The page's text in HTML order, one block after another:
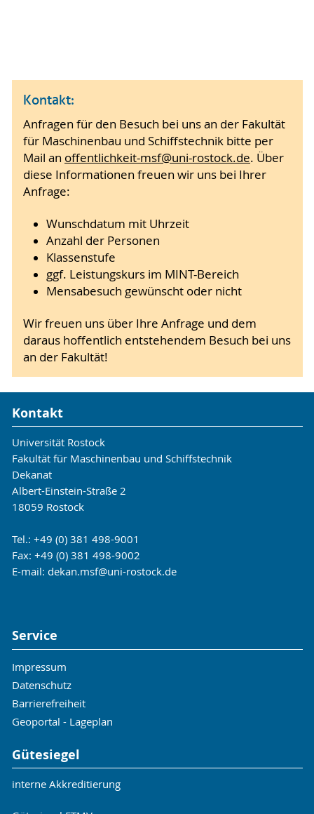
Kontakt:
Anfragen für den Besuch bei uns an der Fakultät
für Maschinenbau und Schiffstechnik bitte per
Mail an offentlichkeit-msf@uni-rostock.de. Über
diese Informationen freuen wir uns bei Ihrer
Anfrage:
Wunschdatum mit Uhrzeit
Anzahl der Personen
Klassenstufe
ggf. Leistungskurs im MINT-Bereich
Mensabesuch gewünscht oder nicht
Wir freuen uns über Ihre Anfrage und dem
daraus hoffentlich entstehendem Besuch bei uns
an der Fakultät!
Kontakt
Universität Rostock
Fakultät für Maschinenbau und Schiffstechnik
Dekanat
Albert-Einstein-Straße 2
18059 Rostock
Tel.: +49 (0) 381 498-9001
Fax: +49 (0) 381 498-9002
E-mail: dekan.msf@uni-rostock.de
Service
Impressum
Datenschutz
Barrierefreiheit
Geoportal - Lageplan
Gütesiegel
interne Akkreditierung